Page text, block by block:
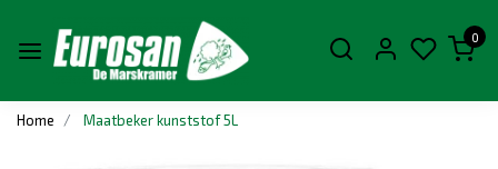
0
Home Maatbeker kunststof 5L